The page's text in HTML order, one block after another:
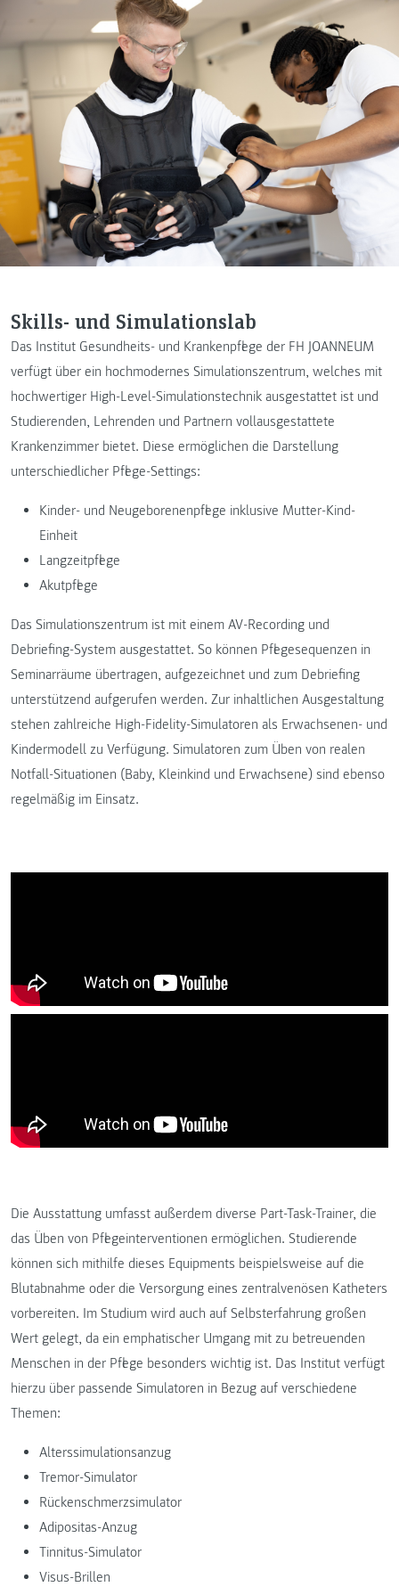
Skills- und Simulationslab
Das Institut Gesundheits- und Krankenpflege der FH JOANNEUM
verfügt über ein hochmodernes Simulationszentrum, welches mit
hochwertiger High-Level-Simulationstechnik ausgestattet ist und
Studierenden, Lehrenden und Partnern vollausgestattete
Krankenzimmer bietet. Diese ermöglichen die Darstellung
unterschiedlicher Pflege-Settings:
Kinder- und Neugeborenenpflege inklusive Mutter-Kind-
Einheit
Langzeitpflege
Akutpflege
Das Simulationszentrum ist mit einem AV-Recording und
Debriefing-System ausgestattet. So können Pflegesequenzen in
Seminarräume übertragen, aufgezeichnet und zum Debriefing
unterstützend aufgerufen werden. Zur inhaltlichen Ausgestaltung
stehen zahlreiche High-Fidelity-Simulatoren als Erwachsenen- und
Kindermodell zu Verfügung. Simulatoren zum Üben von realen
Notfall-Situationen (Baby, Kleinkind und Erwachsene) sind ebenso
regelmäßig im Einsatz.
Die Ausstattung umfasst außerdem diverse Part-Task-Trainer, die
das Üben von Pflegeinterventionen ermöglichen. Studierende
können sich mithilfe dieses Equipments beispielsweise auf die
Blutabnahme oder die Versorgung eines zentralvenösen Katheters
vorbereiten. Im Studium wird auch auf Selbsterfahrung großen
Wert gelegt, da ein emphatischer Umgang mit zu betreuenden
Menschen in der Pflege besonders wichtig ist. Das Institut verfügt
hierzu über passende Simulatoren in Bezug auf verschiedene
Themen:
Alterssimulationsanzug
Tremor-Simulator
Rückenschmerzsimulator
Adipositas-Anzug
Tinnitus-Simulator
Visus-Brillen